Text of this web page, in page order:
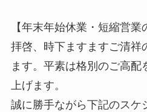
【年末年始休業・短縮営業
拝啓、時下ますますご清祥
ます。平素は格別のご高配
上げます。
誠に勝手ながら下記のスケ